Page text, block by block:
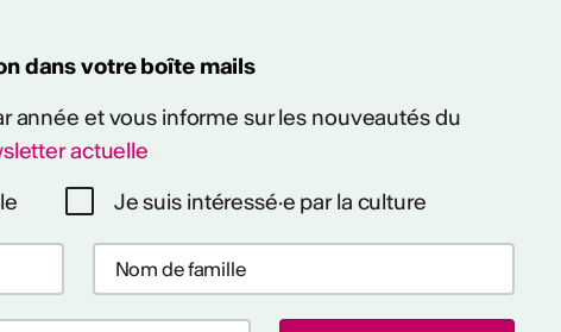
dans votre boîte mails
année et vous informe sur les nouveautés du
actuelle
Je suis intéressé·e par la culture